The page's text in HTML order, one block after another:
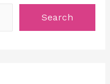
Search